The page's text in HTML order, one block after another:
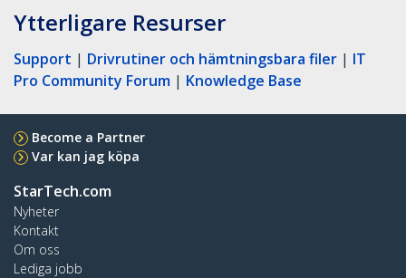
Ytterligare Resurser
Support | Drivrutiner och hämtningsbara filer | IT
Pro Community Forum | Knowledge Base
Become a Partner
Var kan jag köpa
StarTech.com
Nyheter
Kontakt
Om oss
Lediga jobb